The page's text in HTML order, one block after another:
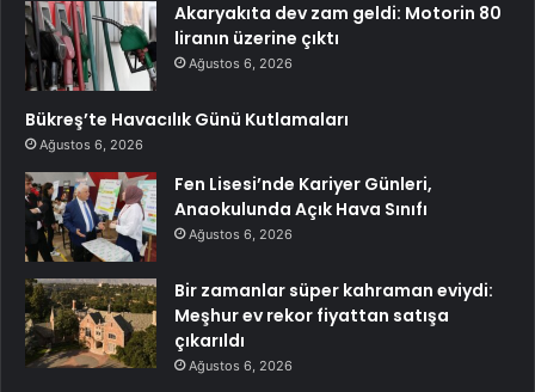
Akaryakıta dev zam geldi: Motorin 80
liranın üzerine çıktı
Ağustos 6, 2026
Bükreş’te Havacılık Günü Kutlamaları
Ağustos 6, 2026
Fen Lisesi’nde Kariyer Günleri,
Anaokulunda Açık Hava Sınıfı
Ağustos 6, 2026
Bir zamanlar süper kahraman eviydi:
Meşhur ev rekor fiyattan satışa
çıkarıldı
Ağustos 6, 2026